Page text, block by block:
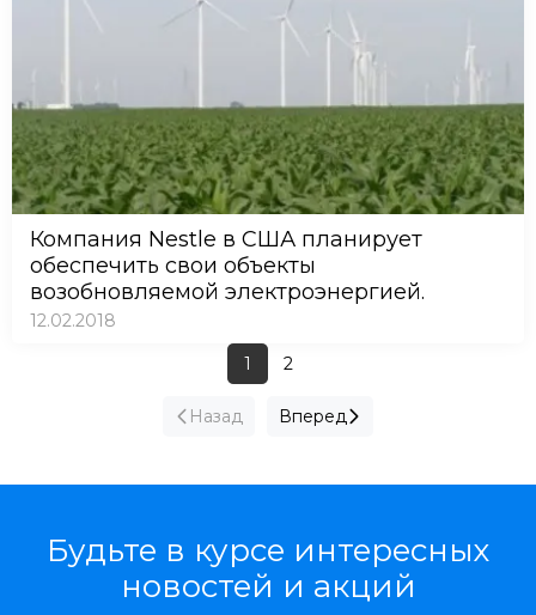
Компания Nestle в США планирует
обеспечить свои объекты
возобновляемой электроэнергией.
12.02.2018
Назад
1 2
Вперед
Будьте в курсе интересных
новостей и акций